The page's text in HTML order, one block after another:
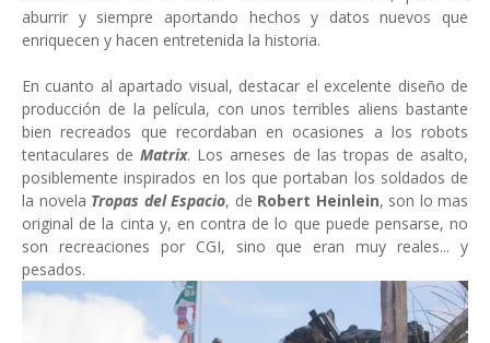
aburrir y siempre aportando hechos y datos nuevos que
enriquecen y hacen entretenida la historia.
En cuanto al apartado visual, destacar el excelente diseño de
producción de la película, con unos terribles aliens bastante
bien recreados que recordaban en ocasiones a los robots
tentaculares deMatrix. Los arneses de las tropas de asalto,
posiblemente inspirados en los que portaban los soldados de
la novela Tropas del Espacio, de Robert Heinlein, son lo mas
original de la cinta y, en contra de lo que puede pensarse, no
son recreaciones por CGI, sino que eran muy reales... y
pesados.